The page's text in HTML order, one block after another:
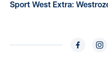
Sport West Extra: